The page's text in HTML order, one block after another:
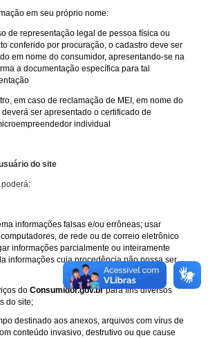
em seu próprio nome:
de representação legal de pessoa física ou
conferido por procuração, o cadastro deve ser
em nome do consumidor, apresentando-se na
a documentação específica para tal
em caso de reclamação de MEI, em nome do
ser apresentado o certificado de
individual
do site
informações falsas e/ou errôneas; usar
de rede ou de correio eletrônico
informações parcialmente ou inteiramente
informações cuja procedência não possa ser
do Consumidor.gov.brpara fins diversos
do site;
destinado aos anexos, arquivos com vírus de
conteúdo invasivo, destrutivo ou que cause